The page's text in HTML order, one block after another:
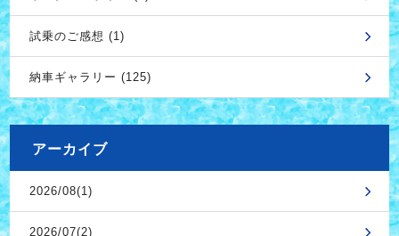
試乗のご感想 (1)
納車ギャラリー (125)
アーカイブ
2026/08(1)
2026/07(2)